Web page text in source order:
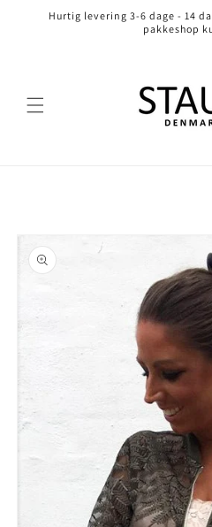
Gå tilHurtig levering 3-6 dage - 14
pakkeshop